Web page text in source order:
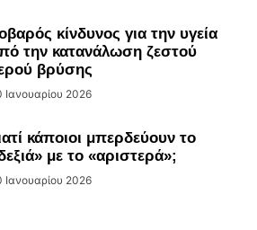
κίνδυνος για την υγεία
την κατανάλωση ζεστού
βρύσης
Ιανουαρίου 2026
κάποιοι μπερδεύουν το
με το «αριστερά»;
Ιανουαρίου 2026